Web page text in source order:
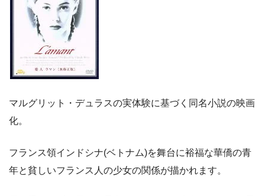
マルグリット・デュラスの実体験に基づく同名小説の映画
化。
フランス領インドシナ(ベトナム)を舞台に裕福な華僑の青
年と貧しいフランス人の少女の関係が描かれます。